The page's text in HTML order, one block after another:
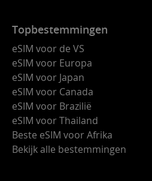
Topbestemmingen
eSIM voor de VS
eSIM voor Europa
eSIM voor Japan
eSIM voor Canada
eSIM voor Brazilië
eSIM voor Thailand
Beste eSIM voor Afrika
Bekijk alle bestemmingen